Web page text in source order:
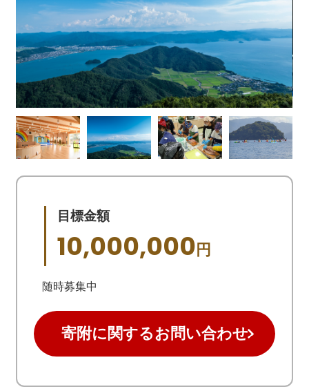
目標金額
10,000,000 円
随時募集中
寄附に関するお問い合わせ